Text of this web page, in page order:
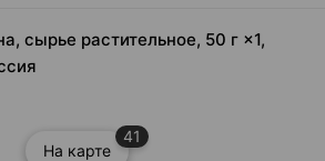
сырье растительное, 50 г ×1,
На карте
41